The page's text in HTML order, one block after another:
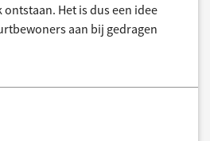
Het is dus een idee
aan bij gedragen